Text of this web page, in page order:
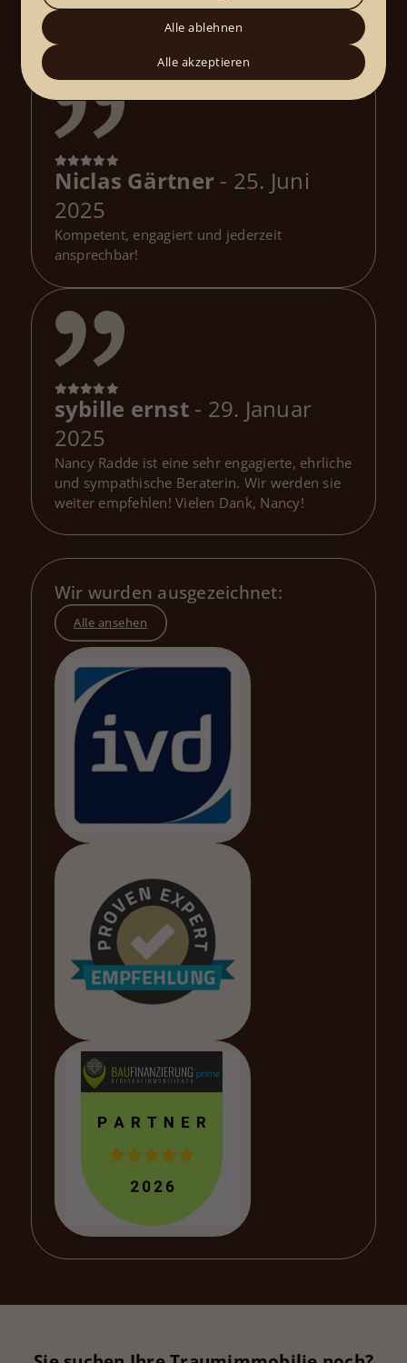
Niclas Gärtner - 25. Juni
2025
Kompetent, engagiert und jederzeit
ansprechbar!
sybille ernst - 29. Januar
2025
Nancy Radde ist eine sehr engagierte, ehrliche
und sympathische Beraterin. Wir werden sie
weiter empfehlen! Vielen Dank, Nancy!
Wir wurden ausgezeichnet:
Alle ansehen
Alle ablehnen
Alle akzeptieren